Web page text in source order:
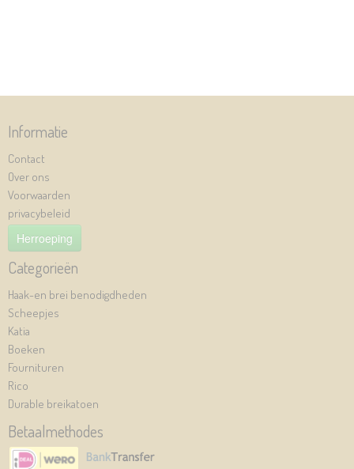
Informatie
Contact
Over ons
Voorwaarden
privacybeleid
Herroeping
Categorieën
Haak-en brei benodigdheden
Scheepjes
Katia
Boeken
Fournituren
Rico
Durable breikatoen
Betaalmethodes